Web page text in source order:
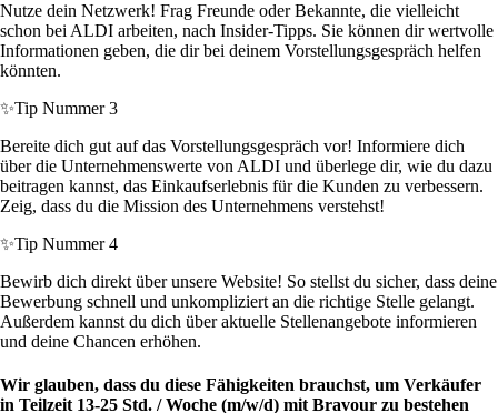
Nutze dein Netzwerk! Frag Freunde oder Bekannte, die vielleicht
schon bei ALDI arbeiten, nach Insider-Tipps. Sie können dir wertvolle
Informationen geben, die dir bei deinem Vorstellungsgespräch helfen
könnten.
✨Tip Nummer 3
Bereite dich gut auf das Vorstellungsgespräch vor! Informiere dich
über die Unternehmenswerte von ALDI und überlege dir, wie du dazu
beitragen kannst, das Einkaufserlebnis für die Kunden zu verbessern.
Zeig, dass du die Mission des Unternehmens verstehst!
✨Tip Nummer 4
Bewirb dich direkt über unsere Website! So stellst du sicher, dass deine
Bewerbung schnell und unkompliziert an die richtige Stelle gelangt.
Außerdem kannst du dich über aktuelle Stellenangebote informieren
und deine Chancen erhöhen.
Wir glauben, dass du diese Fähigkeiten brauchst, um Verkäufer
in Teilzeit 13-25 Std. / Woche (m/w/d) mit Bravour zu bestehen